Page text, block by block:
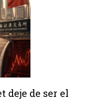
deje de ser el